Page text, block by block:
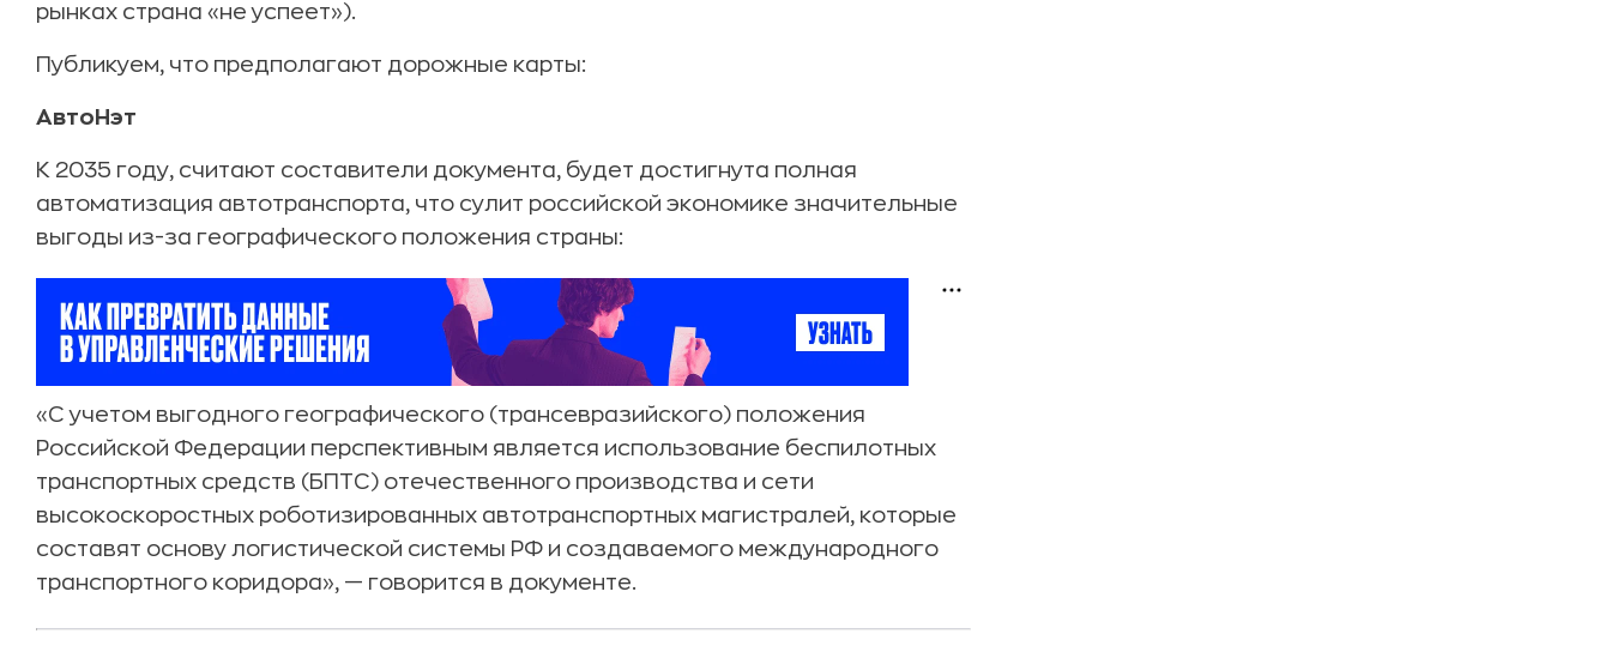
рынках страна «не успеет»).
Публикуем, что предполагают дорожные карты:
АвтоНэт
К 2035 году, считают составители документа, будет достигнута полная
автоматизация автотранспорта, что сулит российской экономике значительные
выгоды из-за географического положения страны:
«С учетом выгодного географического (трансевразийского) положения
Российской Федерации перспективным является использование беспилотных
транспортных средств (БПТС) отечественного производства и сети
высокоскоростных роботизированных автотранспортных магистралей, которые
составят основу логистической системы РФ и создаваемого международного
транспортного коридора», — говорится в документе.